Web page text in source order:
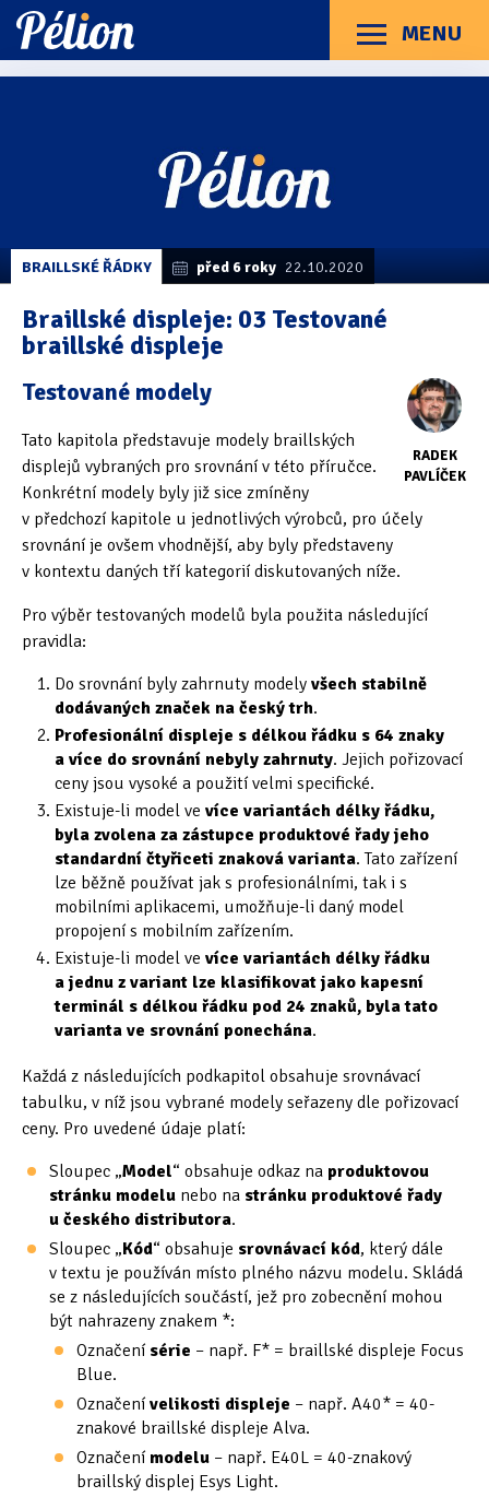
Přejít
na
štítky
Přejít
na
kategorie
Přejít
na
obsah
MENU
Menu
Hledání
Braillské řádky (31)
Lupy (8)
Mobilní zařízení(85)
Počítače a notebooky
Zápisníky(7)
Názory & zkušenosti(143)
Oficiální materiály (57)
Pozvánky & oznámení(67)
Pracuji sluchem(564)
Pracuji sluchem a hmatem (566)
Pracuji zrakem (456)
Pracuji zrakem a sluchem(515)
Služby(115)
Software(503)
Asistivní software(428)
Běžný software(284)
Tipy & triky (17)
BRAILLSKÉ ŘÁDKY před 6 roky 22.10.2020
Braillské displeje: 03 Testované
braillské displeje
RADEK
PAVLÍČEK
Testované modely
Tato kapitola představuje modely braillských
displejů vybraných pro srovnání v této příručce.
Konkrétní modely byly již sice zmíněny
v předchozí kapitole u jednotlivých výrobců, pro účely
srovnání je ovšem vhodnější, aby byly představeny
v kontextu daných tří kategorií diskutovaných níže.
Pro výběr testovaných modelů byla použita následující
pravidla:
Do srovnání byly zahrnuty modely všech stabilně
dodávaných značek na český trh.
Profesionální displeje s délkou řádku s 64 znaky
a více do srovnání nebyly zahrnuty. Jejich pořizovací
ceny jsou vysoké a použití velmi specifické.
Existuje-li model ve více variantách délky řádku,
byla zvolena za zástupce produktové řady jeho
standardní čtyřiceti znaková varianta. Tato zařízení
lze běžně používat jak s profesionálními, tak i s
mobilními aplikacemi, umožňuje-li daný model
propojení s mobilním zařízením.
Existuje-li model ve více variantách délky řádku
a jednu z variant lze klasifikovat jako kapesní
terminál s délkou řádku pod 24 znaků, byla tato
varianta ve srovnání ponechána.
Každá z následujících podkapitol obsahuje srovnávací
tabulku, v níž jsou vybrané modely seřazeny dle pořizovací
ceny. Pro uvedené údaje platí:
Sloupec „Model“ obsahuje odkaz na produktovou
stránku modelu nebo na stránku produktové řady
u českého distributora.
Sloupec „Kód“ obsahuje srovnávací kód, který dále
v textu je používán místo plného názvu modelu. Skládá
se z následujících součástí, jež pro zobecnění mohou
být nahrazeny znakem *:
Označení série – např. F* = braillské displeje Focus
Blue.
Označení velikosti displeje – např. A40* = 40-
znakové braillské displeje Alva.
Označení modelu – např. E40L = 40-znakový
braillský displej Esys Light.